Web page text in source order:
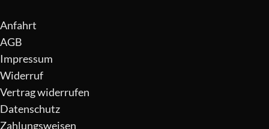
Anfahrt
AGB
Impressum
Widerruf
Vertrag widerrufen
Datenschutz
Zahlungsweisen